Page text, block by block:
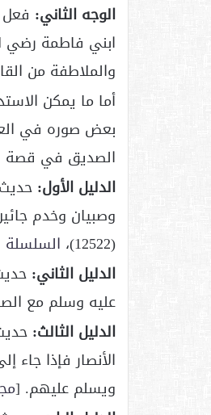
الوجه الثاني: فعل
ابني فاطمة رضي
والملاطفة من
أما ما يمكن
بعض صوره في
الصديق في قصة
الدليل الأول:
وصبيان وخدم
(12522)،
السلسلة
الدليل الثاني:
عليه وسلم مع
الدليل الثالث:
الأنصار فإذا
ويسلم عليهم. [